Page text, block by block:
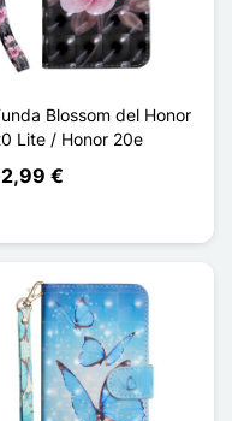
Blossom del Honor
Lite / Honor 20e
€